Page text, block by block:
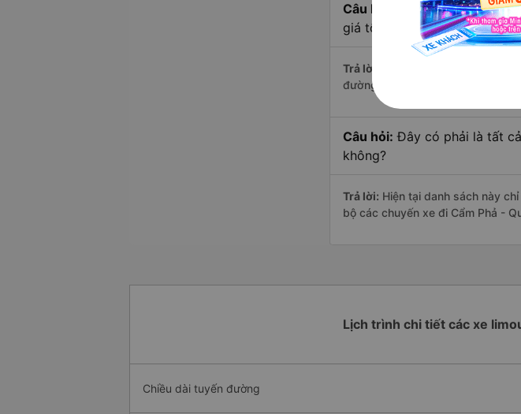
Câu hỏi:
Xe limousine nào
giá tốt nhất?
Trả lời:
Tạm thời chưa đủ review
đường này có chất lượng xuất sắc.
Câu hỏi: Đây có phải là tất
không?
Trả lời: Hiện tại danh sách này
bộ các chuyến xe đi Cẩm Phả -
Lịch trình chi tiết các xe
Chiều dài tuyến đường